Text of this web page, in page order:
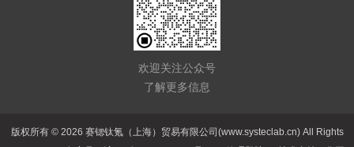
欢迎关注公众号
了解更多信息
版权所有 © 2026 赛锶钛氪（上海）贸易有限公司(www.systeclab.cn) All Rights